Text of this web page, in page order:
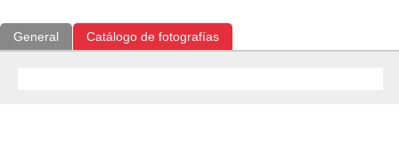
General Catálogo de fotografías